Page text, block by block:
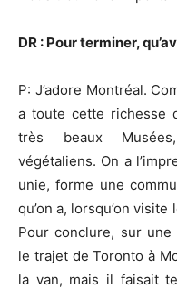
DR : Pour terminer,
P: J’adore Montréal.
a toute cette richesse
très beaux
végétaliens. On a
unie, forme une
qu’on a, lorsqu’on
Pour conclure, sur
le trajet de Toronto à
la van, mais il faisait